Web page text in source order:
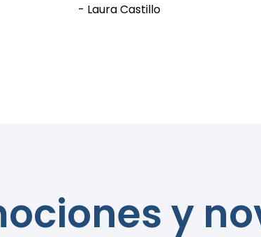
- Laura Castillo
y